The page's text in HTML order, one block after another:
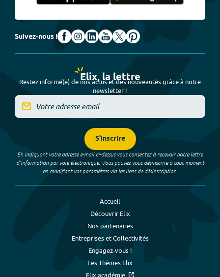
Suivez-nous !
Elix, la lettre
Restez informé(e) de nos actus et des nouveautés grâce à notre
newsletter !
S'inscrire
En indiquant votre adresse e-mail ci-dessus vous consentez à recevoir notre lettre
d’information par voie électronique. Vous pouvez vous désinscrire à tout moment
en modifiant vos paramètres via les liens de désinscription.
Accueil
Découvrir Elix
Nos partenaires
Entreprises et Collectivités
Engagez-vous !
Les Thèmes Elix
Elix académie